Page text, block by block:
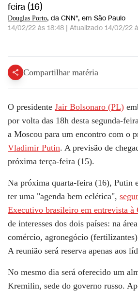
feira (16)
Douglas Porto, da CNN*, em São Paulo
14/02/22 às 18:48 | Atualizado 14/02/22
Compartilhar matéria
O presidente Jair Bolsonaro (PL)
por volta das 18h desta segunda-
a Moscou para um encontro com o
Vladimir Putin. A previsão de
próxima terça-feira (15).
Na próxima quarta-feira (16), Putin
ter uma "agenda bem eclética",
Executivo brasileiro em entrevista à
de interesses dos dois países: na
comércio, agronegócio
A reunião será reserva apenas aos
No mesmo dia será oferecido um
Kremilin, sede do governo russo.